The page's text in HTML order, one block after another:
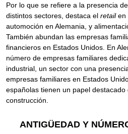
Por lo que se refiere a la presencia
distintos sectores, destaca el retailen
automoción en Alemania, y
También abundan las empresas
financieros en Estados Unidos. En
número de empresas familiares
industrial, un sector con una
empresas familiares en Estados
españolas tienen un papel
construcción.
ANTIGÜEDAD Y